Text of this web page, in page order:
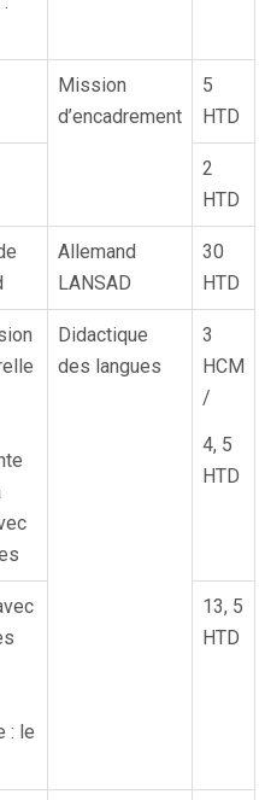
Mission
d’encadrement
5
HTD
2
HTD
Allemand
LANSAD
30
HTD
Didactique
des langues
3
HCM
/
4, 5
HTD
: le
13, 5
HTD